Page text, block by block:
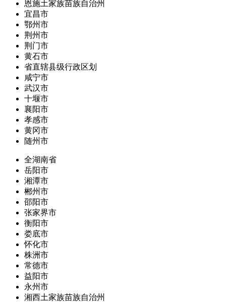
恩施土家族苗族自治州
宜昌市
鄂州市
荆州市
荆门市
黄石市
省直辖县级行政区划
咸宁市
武汉市
十堰市
襄阳市
孝感市
黄冈市
随州市
全湖南省
岳阳市
湘潭市
郴州市
邵阳市
张家界市
衡阳市
娄底市
怀化市
株洲市
常德市
益阳市
永州市
湘西土家族苗族自治州